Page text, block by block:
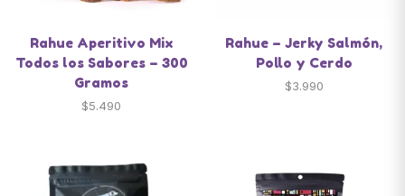
Rahue Aperitivo Mix
Todos los Sabores – 300
Gramos
$5.490
Rahue – Jerky Salmón,
Pollo y Cerdo
$3.990